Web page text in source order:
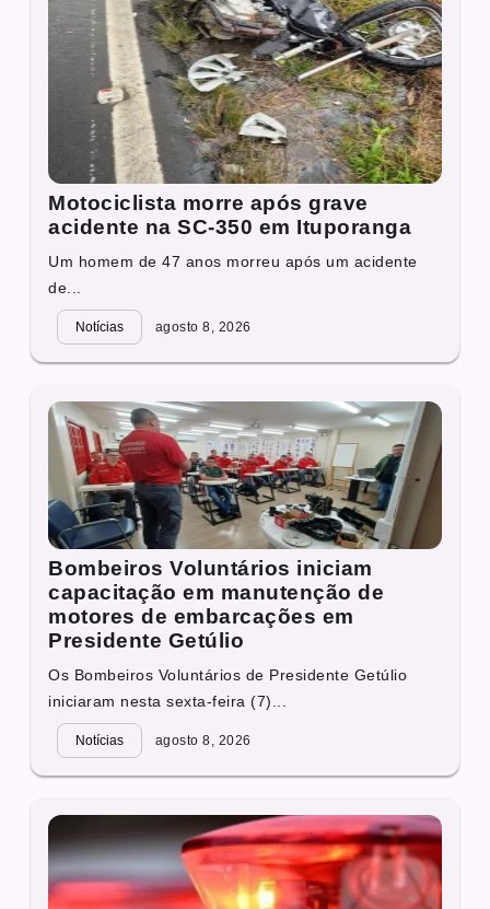
Motociclista morre após grave
acidente na SC-350 em Ituporanga
Um homem de 47 anos morreu após um acidente
de...
Notícias agosto 8, 2026
Bombeiros Voluntários iniciam
capacitação em manutenção de
motores de embarcações em
Presidente Getúlio
Os Bombeiros Voluntários de Presidente Getúlio
iniciaram nesta sexta-feira (7)...
Notícias agosto 8, 2026